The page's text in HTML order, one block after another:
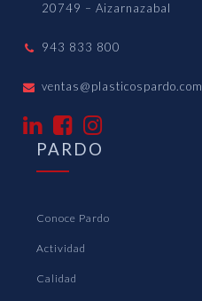
20749 – Aizarnazabal
943 833 800
ventas@plasticospardo.com
PARDO
Conoce Pardo
Actividad
Calidad